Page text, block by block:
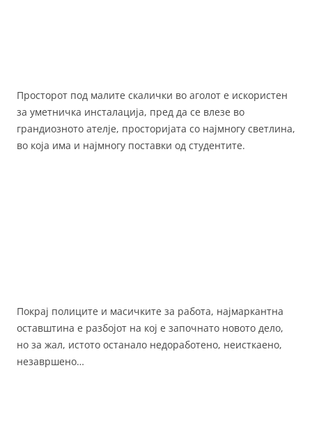
Просторот под малите скалички во аголот е искористен
за уметничка инсталација, пред да се влезе во
грандиозното ателје, просторијата со најмногу светлина,
во која има и најмногу поставки од студентите.
Покрај полиците и масичките за работа, најмаркантна
оставштина е разбојот на кој е започнато новото дело,
но за жал, истото останало недоработено, неисткаено,
незавршено…